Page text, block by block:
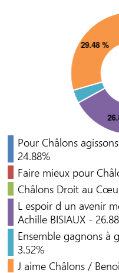
Pour Châlons
24.88%
Faire mieux pour
Châlons Droit au
L espoir d un avenir
Achille BISIAUX -
Ensemble gagnons à
3.52%
J aime Châlons /